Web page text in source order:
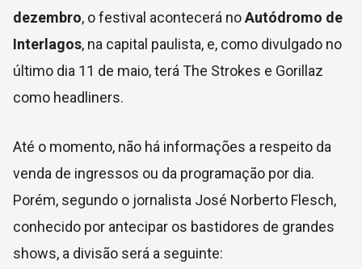
dezembro, o festival acontecerá noAutódromo de
Interlagos, na capital paulista, e, como divulgado no
último dia 11 de maio, terá The Strokes e Gorillaz
como headliners.
Até o momento, não há informações a respeito da
venda de ingressos ou da programação por dia.
Porém, segundo o jornalista José Norberto Flesch,
conhecido por antecipar os bastidores de grandes
shows, a divisão será a seguinte: